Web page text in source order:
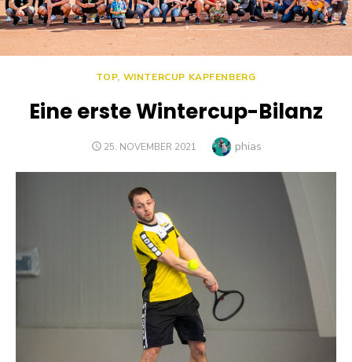
TOP, WINTERCUP KAPFENBERG
Eine erste Wintercup-Bilanz
POSTED
25. NOVEMBER 2021 Author
phias